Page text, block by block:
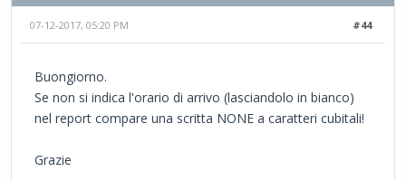
#44
07-12-2017, 05:20 PM
Buongiorno.
Se non si indica l'orario di arrivo (lasciandolo in bianco)
nel report compare una scritta NONE a caratteri cubitali!
Grazie